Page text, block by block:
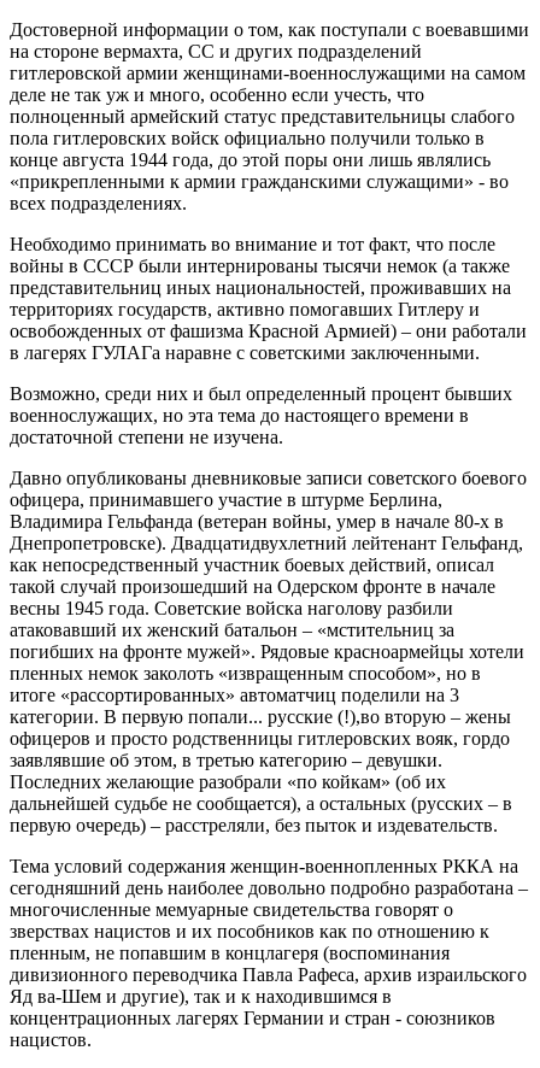
Достоверной информации о том, как поступали с воевавшими
на стороне вермахта, СС и других подразделений
гитлеровской армии женщинами-военнослужащими на самом
деле не так уж и много, особенно если учесть, что
полноценный армейский статус представительницы слабого
пола гитлеровских войск официально получили только в
конце августа 1944 года, до этой поры они лишь являлись
«прикрепленными к армии гражданскими служащими» - во
всех подразделениях.
Необходимо принимать во внимание и тот факт, что после
войны в СССР были интернированы тысячи немок (а также
представительниц иных национальностей, проживавших на
территориях государств, активно помогавших Гитлеру и
освобожденных от фашизма Красной Армией) – они работали
в лагерях ГУЛАГа наравне с советскими заключенными.
Возможно, среди них и был определенный процент бывших
военнослужащих, но эта тема до настоящего времени в
достаточной степени не изучена.
Давно опубликованы дневниковые записи советского боевого
офицера, принимавшего участие в штурме Берлина,
Владимира Гельфанда (ветеран войны, умер в начале 80-х в
Днепропетровске). Двадцатидвухлетний лейтенант Гельфанд,
как непосредственный участник боевых действий, описал
такой случай произошедший на Одерском фронте в начале
весны 1945 года. Советские войска наголову разбили
атаковавший их женский батальон – «мстительниц за
погибших на фронте мужей». Рядовые красноармейцы хотели
пленных немок заколоть «извращенным способом», но в
итоге «рассортированных» автоматчиц поделили на 3
категории. В первую попали... русские (!),во вторую – жены
офицеров и просто родственницы гитлеровских вояк, гордо
заявлявшие об этом, в третью категорию – девушки.
Последних желающие разобрали «по койкам» (об их
дальнейшей судьбе не сообщается), а остальных (русских – в
первую очередь) – расстреляли, без пыток и издевательств.
Тема условий содержания женщин-военнопленных РККА на
сегодняшний день наиболее довольно подробно разработана –
многочисленные мемуарные свидетельства говорят о
зверствах нацистов и их пособников как по отношению к
пленным, не попавшим в концлагеря (воспоминания
дивизионного переводчика Павла Рафеса, архив израильского
Яд ва-Шем и другие), так и к находившимся в
концентрационных лагерях Германии и стран - союзников
нацистов.